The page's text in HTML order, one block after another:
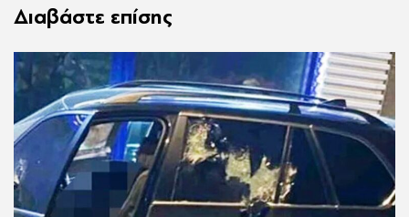
Διαβάστε επίσης